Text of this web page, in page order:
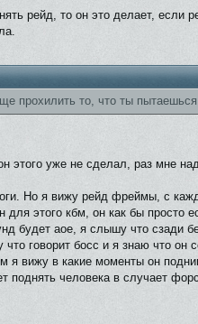
рейд, то он это делает, если
прохилить то, что ты
этого уже не сделал, раз мне
Но я вижу рейд фреймы, с
этого кбм, он как бы просто
будет аое, я слышу что сзади
говорит босс и я знаю что он
я вижу в какие моменты он
поднять человека в случает